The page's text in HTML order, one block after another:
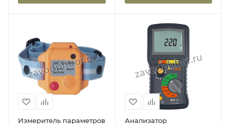
Измеритель параметров Анализатор